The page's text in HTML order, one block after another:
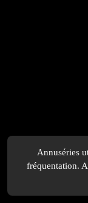
Annuséries
fréquentation.